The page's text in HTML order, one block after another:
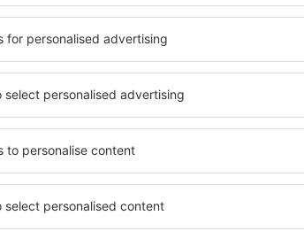
comunicación aparte para informarte acerca
de datos en un ámbito necesario
una cuenta en el sitio web
la exactitud de los datos o revisar las
etc. La apertura de la cuenta se realiza por
En caso de problemas con la apertura de la